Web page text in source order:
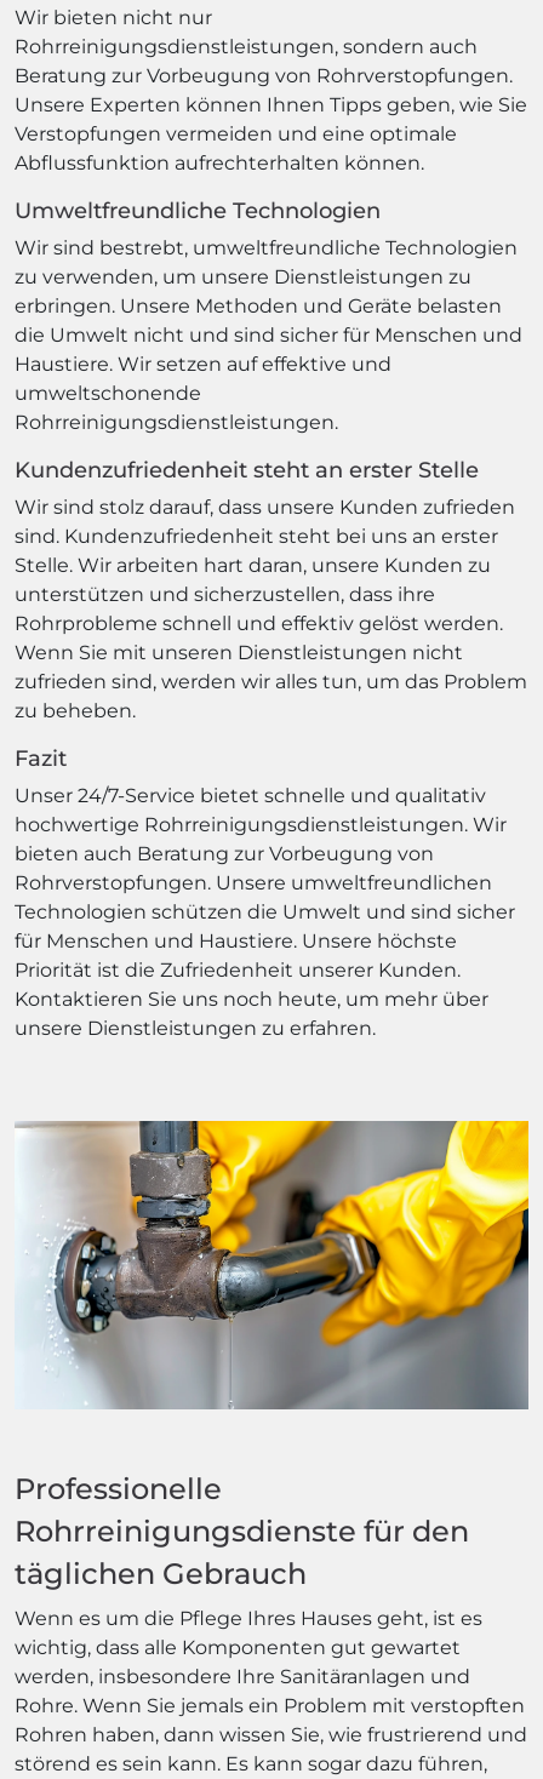
Wir bieten nicht nur
Rohrreinigungsdienstleistungen, sondern auch
Beratung zur Vorbeugung von Rohrverstopfungen.
Unsere Experten können Ihnen Tipps geben, wie Sie
Verstopfungen vermeiden und eine optimale
Abflussfunktion aufrechterhalten können.
Umweltfreundliche Technologien
Wir sind bestrebt, umweltfreundliche Technologien
zu verwenden, um unsere Dienstleistungen zu
erbringen. Unsere Methoden und Geräte belasten
die Umwelt nicht und sind sicher für Menschen und
Haustiere. Wir setzen auf effektive und
umweltschonende
Rohrreinigungsdienstleistungen.
Kundenzufriedenheit steht an erster Stelle
Wir sind stolz darauf, dass unsere Kunden zufrieden
sind. Kundenzufriedenheit steht bei uns an erster
Stelle. Wir arbeiten hart daran, unsere Kunden zu
unterstützen und sicherzustellen, dass ihre
Rohrprobleme schnell und effektiv gelöst werden.
Wenn Sie mit unseren Dienstleistungen nicht
zufrieden sind, werden wir alles tun, um das Problem
zu beheben.
Fazit
Unser 24/7-Service bietet schnelle und qualitativ
hochwertige Rohrreinigungsdienstleistungen. Wir
bieten auch Beratung zur Vorbeugung von
Rohrverstopfungen. Unsere umweltfreundlichen
Technologien schützen die Umwelt und sind sicher
für Menschen und Haustiere. Unsere höchste
Priorität ist die Zufriedenheit unserer Kunden.
Kontaktieren Sie uns noch heute, um mehr über
unsere Dienstleistungen zu erfahren.
Professionelle
Rohrreinigungsdienste für den
täglichen Gebrauch
Wenn es um die Pflege Ihres Hauses geht, ist es
wichtig, dass alle Komponenten gut gewartet
werden, insbesondere Ihre Sanitäranlagen und
Rohre. Wenn Sie jemals ein Problem mit verstopften
Rohren haben, dann wissen Sie, wie frustrierend und
störend es sein kann. Es kann sogar dazu führen,